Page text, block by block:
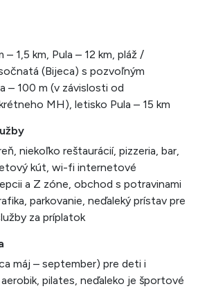
1,5 km, Pula – 12 km, pláž /
(Bijeca) s pozvoľným
– 100 m (v závislosti od
MH), letisko Pula – 15 km
niekoľko reštaurácií, pizzeria, bar,
kút, wi-fi internetové
a Z zóne, obchod s potravinami
parkovanie, neďaleký prístav pre
za príplatok
máj – september) pre deti i
pilates, neďaleko je športové